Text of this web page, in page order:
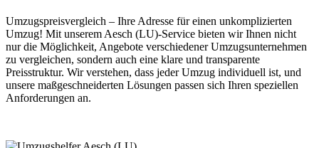
Umzugspreisvergleich – Ihre Adresse für einen unkomplizierten
Umzug! Mit unserem Aesch (LU)-Service bieten wir Ihnen nicht
nur die Möglichkeit, Angebote verschiedener Umzugsunternehmen
zu vergleichen, sondern auch eine klare und transparente
Preisstruktur. Wir verstehen, dass jeder Umzug individuell ist, und
unsere maßgeschneiderten Lösungen passen sich Ihren speziellen
Anforderungen an.